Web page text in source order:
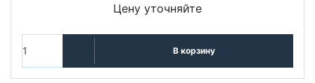
Цену уточняйте
В корзину